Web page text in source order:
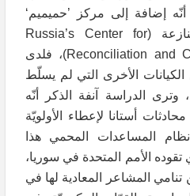
أنّه إضافة إلى مركز ’حميميم‘
للمصالحة والأطراف المتنازعة (Russia’s Center for
Reconciliation and Conflicting Sides -CRCS)، فلدى
الأخرى التي لم يسلّط
الدراسة آنفة الذكر أنّه
أستانا لإعطاء الأولويّة
المساعدات المحمي هذا
تقوده الأمم المتحدة في سوريا،
المشاعر المعادية لها في